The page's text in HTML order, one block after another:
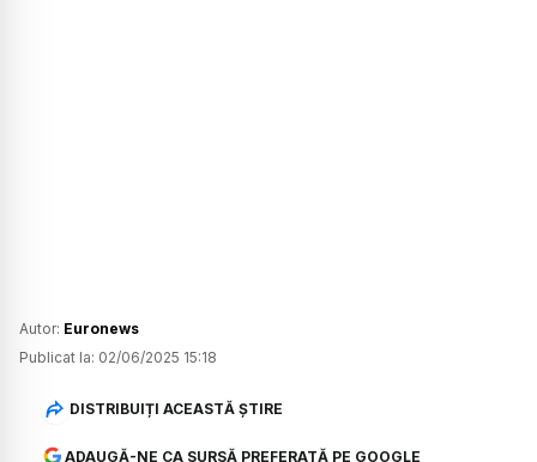
Autor: Euronews
Publicat la: 02/06/2025 15:18
DISTRIBUIȚI ACEASTĂ ȘTIRE
ADAUGĂ-NE CA SURSĂ PREFERATĂ PE GOOGLE